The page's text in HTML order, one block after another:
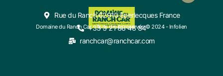
Rue du Ranch 62910 Eperlecques France
+33 3 21 88 48 84
ranchcar@ranchcar.com
Domaine du Ranch Car - Tous droits réservés© 2024 - Infolien
k
f
e